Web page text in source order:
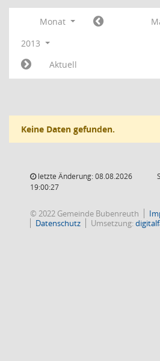
Monat
2013
Aktuell
Keine Daten gefunden.
letzte Änderung: 08.08.2026
19:00:27
© 2022 Gemeinde Bubenreuth
Datenschutz
Umsetzung: